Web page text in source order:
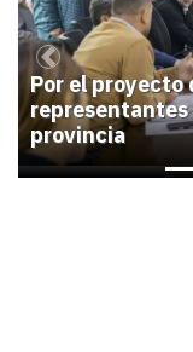
Por el proyecto
provincia
Previous